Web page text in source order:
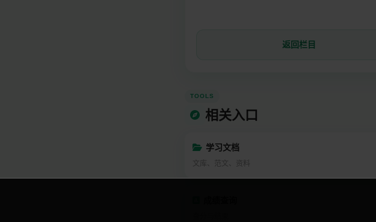
返回栏目
TOOLS
相关入口
学习文档
文库、范文、资料